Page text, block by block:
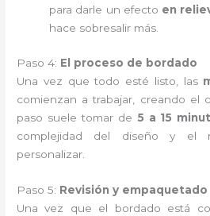
para darle un efecto en
hace sobresalir más.
Paso 4: El proceso de bordado
Una vez que todo esté listo, las
comienzan a trabajar, creando el
paso suele tomar de 5 a 15
complejidad del diseño y el
personalizar.
Paso 5: Revisión y empaquetado
Una vez que el bordado está